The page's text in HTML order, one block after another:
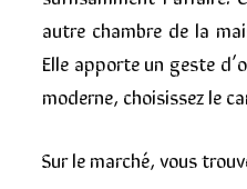
autre chambre de la
Elle apporte un geste
moderne, choisissez le
Sur le marché, vous